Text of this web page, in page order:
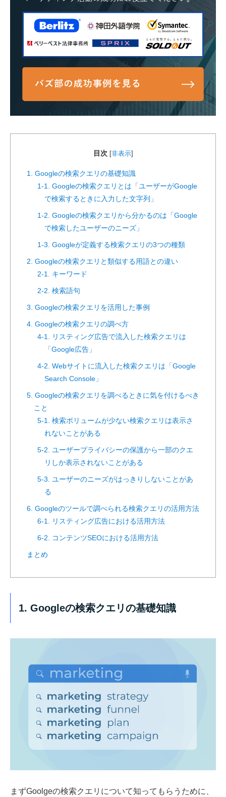
目次 非表示]
1. Googleの検索クエリの基礎知識
1-1. Googleの検索クエリとは「ユーザーがGoogle
で検索するときに入力した文字列」
1-2. Googleの検索クエリから分かるのは「Google
で検索したユーザーのニーズ」
1-3. Googleが定義する検索クエリの3つの種類
2. Googleの検索クエリと類似する用語との違い
2-1. キーワード
2-2. 検索語句
3. Googleの検索クエリを活用した事例
4. Googleの検索クエリの調べ方
4-1. リスティング広告で流入した検索クエリは
「Google広告」
4-2. Webサイトに流入した検索クエリは「Google
Search Console」
5. Googleの検索クエリを調べるときに気を付けるべき
こと
5-1. 検索ボリュームが少ない検索クエリは表示さ
れないことがある
5-2. ユーザープライバシーの保護から一部のクエ
リしか表示されないことがある
5-3. ユーザーのニーズがはっきりしないことがあ
る
6. Googleのツールで調べられる検索クエリの活用方法
6-1. リスティング広告における活用方法
6-2. コンテンツSEOにおける活用方法
まとめ
1. Googleの検索クエリの基礎知識
まずGoolgeの検索クエリについて知ってもらうために、